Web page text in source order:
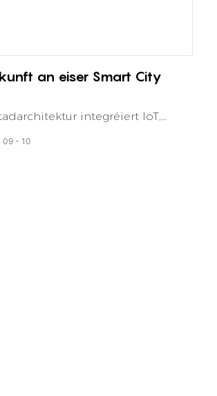
an eiser Smart City
integréiert IoT,
an effizient
09 10